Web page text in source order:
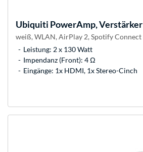
Ubiquiti PowerAmp, Verstärker
weiß, WLAN, AirPlay 2, Spotify Connect
Leistung: 2 x 130 Watt
Impendanz (Front): 4 Ω
Eingänge: 1x HDMI, 1x Stereo-Cinch